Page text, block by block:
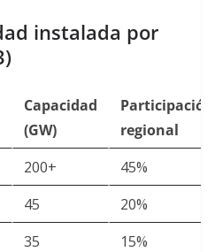
instalada por
Capacidad
(GW)
Participación
regional
200+
45%
45
20%
35
15%